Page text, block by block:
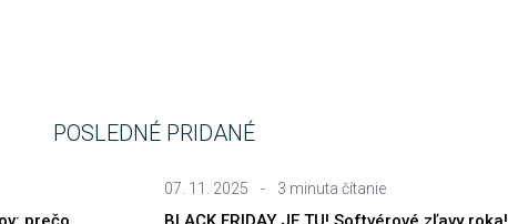
POSLEDNÉ PRIDANÉ
07. 11. 2025 - 3 minuta čítanie